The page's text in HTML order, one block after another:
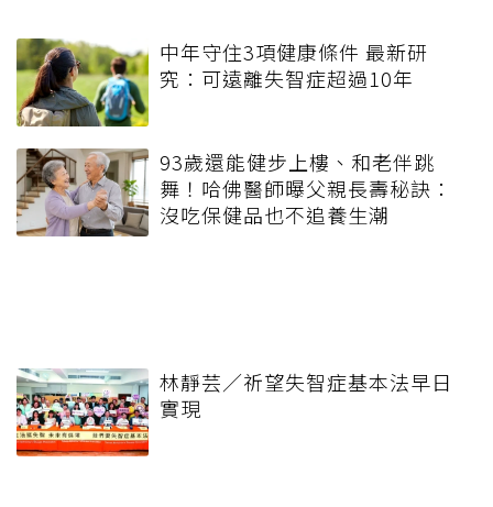
中年守住3項健康條件 最新研
究：可遠離失智症超過10年
93歲還能健步上樓、和老伴跳
舞！哈佛醫師曝父親長壽秘訣：
沒吃保健品也不追養生潮
林靜芸／祈望失智症基本法早日
實現